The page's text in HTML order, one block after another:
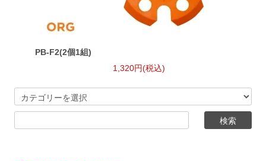
PB-F2(2個1組)
1,320円(税込)